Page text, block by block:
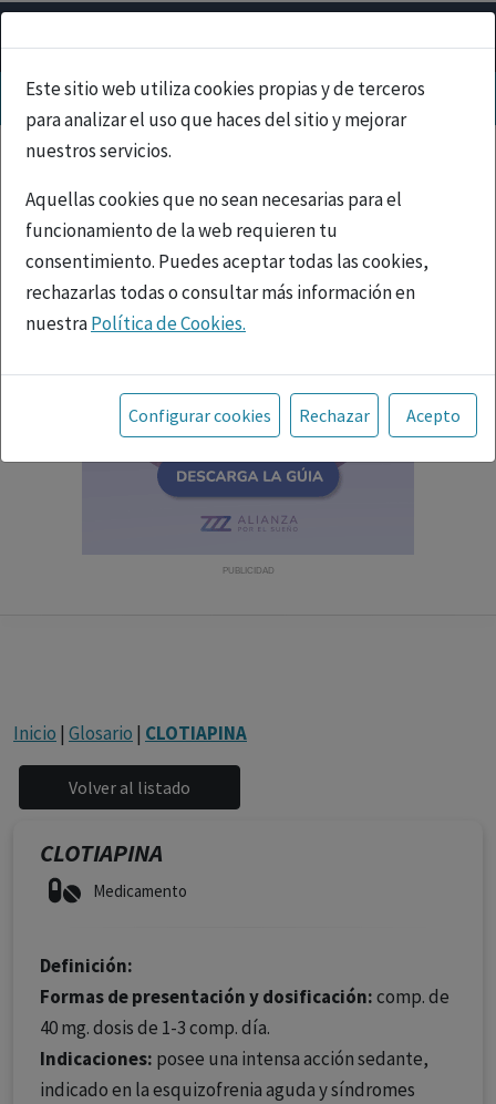
Este sitio web utiliza cookies propias y de terceros
para analizar el uso que haces del sitio y mejorar
nuestros servicios.
Aquellas cookies que no sean necesarias para el
funcionamiento de la web requieren tu
consentimiento. Puedes aceptar todas las cookies,
rechazarlas todas o consultar más información en
nuestraPolítica de Cookies.
Toda la información incluida en la Página Web está
referida a productos del mercado español y, por
tanto, dirigida a profesionales sanitarios legalmente
facultados para prescribir o dispensar medicamentos
con ejercicio profesional. La información técnica de los
fármacos se facilita a título meramente informativo,
Configurar cookies Rechazar Acepto
PUBLICIDAD
Inicio | Glosario | CLOTIAPINA
CLOTIAPINA
Medicamento
Definición:
Formas de presentación y dosificación:comp. de
40 mg. dosis de 1-3 comp. día.
Indicaciones: posee una intensa acción sedante,
indicado en la esquizofrenia aguda y síndromes